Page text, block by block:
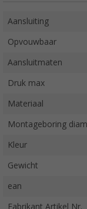
Aansluiting
Opvouwbaar
Aansluitmaten
Druk max
Materiaal
Montageboring
Kleur
Gewicht
ean
Fabrikant Artikel Nr.